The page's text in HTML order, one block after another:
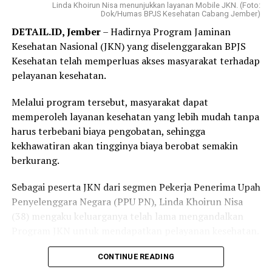
mengharuskannya datang ke kantor BPJS Kesehatan
membuat layanan tersebut lebih praktis dan mudah
diakses.
“Saya langsung mendaftar Program REHAB 3.0 melalui
Aplikasi Mobile JKN dan prosesnya sangat mudah. Saya
skema cicilan yang fleksibel benar-benar menjadi solusi
karena saya bisa mencicil tunggakan sesuai kemampuan.
Saya juga bersyukur pemerintah tetap hadir
memberikan perlindungan kesehatan bagi masyarakat
yang membutuhkan,” katanya.
Elok mengaku sangat terbantu dengan kehadiran BPJS
Keliling di desanya.
sekaligus berkonsultasi mengenai mekanisme
pembayaran iuran dan pendaftaran Program REHAB.
Linda Khoirun Nisa menunjukkan layanan Mobile JKN. (Foto:
Dok/Humas BPJS Kesehatan Cabang Jember)
DETAIL.ID, Jember– Hadirnya Program Jaminan
Kesehatan Nasional (JKN) yang diselenggarakan BPJS
Kesehatan telah memperluas akses masyarakat terhadap
pelayanan kesehatan.
Melalui program tersebut, masyarakat dapat
memperoleh layanan kesehatan yang lebih mudah tanpa
harus terbebani biaya pengobatan, sehingga
kekhawatiran akan tingginya biaya berobat semakin
berkurang.
Sebagai peserta JKN dari segmen Pekerja Penerima Upah
Penyelenggara Negara (PPU PN), Linda Khoirun Nisa
(38) mengaku keluarganya telah lama mengandalkan
Bersama suami dan kedua anaknya, ia merasakan
CONTINUE READING